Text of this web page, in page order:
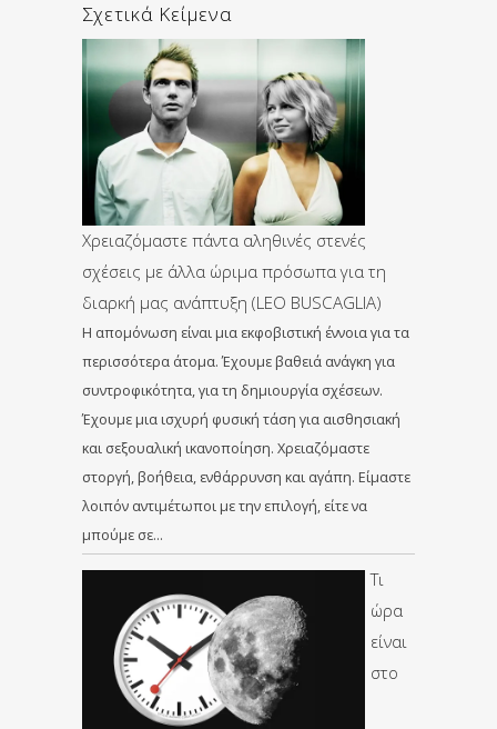
Σχετικά Κείμενα
Χρειαζόμαστε πάντα αληθινές στενές
σχέσεις με άλλα ώριμα πρόσωπα για τη
διαρκή μας ανάπτυξη (LEO BUSCAGLIA)
Η απομόνωση είναι μια εκφοβιστική έννοια για τα
περισσότερα άτομα. Έχουμε βαθειά ανάγκη για
συντροφικότητα, για τη δημιουργία σχέσεων.
Έχουμε μια ισχυρή φυσική τάση για αισθησιακή
και σεξουαλική ικανοποίηση. Χρειαζόμαστε
στοργή, βοήθεια, ενθάρρυνση και αγάπη. Είμαστε
λοιπόν αντιμέτωποι με την επιλογή, είτε να
μπούμε σε…
Τι
ώρα
είναι
στο